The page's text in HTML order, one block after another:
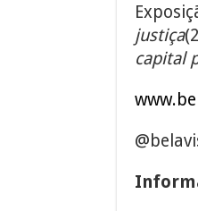
justiça
capital